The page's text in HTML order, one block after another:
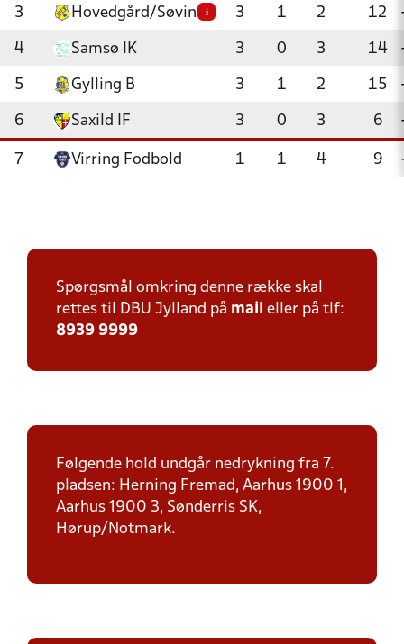
3 Hovedgård/Søvind i 3 1 2 12
4 Samsø IK 3 0 3 14
5 Gylling B 3 1 2 15
6 Saxild IF 3 0 3 6
7 Virring Fodbold 1 1 4 9
Spørgsmål omkring denne række skal
rettes til DBU Jylland på mail eller på tlf:
8939 9999
Følgende hold undgår nedrykning fra 7.
pladsen: Herning Fremad, Aarhus 1900 1,
Aarhus 1900 3, Sønderris SK,
Hørup/Notmark.